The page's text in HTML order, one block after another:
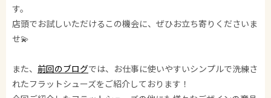
す。
店頭でお試しいただけるこの機会に、ぜひお立ち寄りくださいま
せ💫
また、 前回のブログでは、お仕事に使いやすいシンプルで洗練さ
れたフラットシューズをご紹介しております！